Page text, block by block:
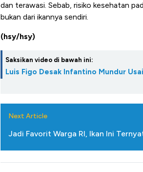
dan terawasi. Sebab, risiko kesehatan
bukan dari ikannya sendiri.
(hsy/hsy)
Saksikan video di bawah ini:
Luis Figo Desak Infantino Mundur
Next Article
Jadi Favorit Warga RI, Ikan Ini